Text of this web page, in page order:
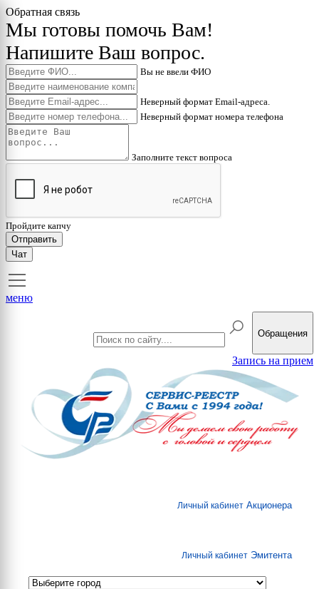
Обратная связь
Мы готовы помочь Вам!
Напишите Ваш вопрос.
Вы не ввели ФИО
Неверный формат Email-адреса.
Неверный формат номера телефона
Заполните текст вопроса
Пройдите капчу
Отправить
Чат
меню
Обращения
Запись на прием
Личный кабинет Акционера
Личный кабинет Эмитента